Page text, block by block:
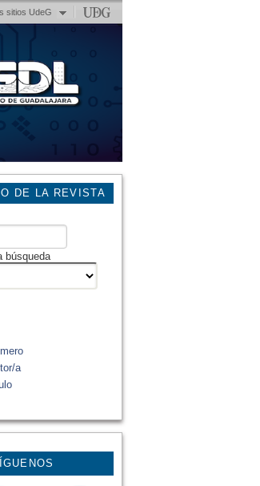
sitios UdeG
DE LA REVISTA
búsqueda
a